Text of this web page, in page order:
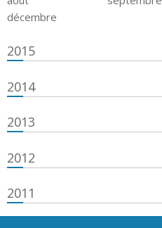
décembre
2015
2014
2013
2012
2011